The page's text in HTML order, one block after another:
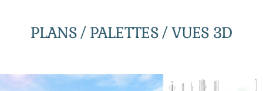
PLANS / PALETTES / VUES 3D